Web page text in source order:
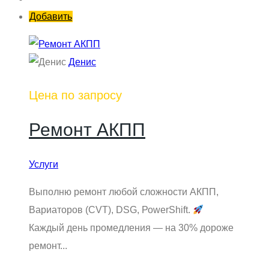
Добавить
Денис
Цена по запросу
Ремонт АКПП
Услуги
Выполню ремонт любой сложности АКПП,
Вариаторов (CVT), DSG, РоwеrShift.
Каждый день промедления — на 30% дороже
ремонт...